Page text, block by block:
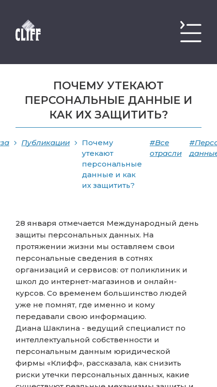
ПОЧЕМУ УТЕКАЮТ
ПЕРСОНАЛЬНЫЕ ДАННЫЕ И
КАК ИХ ЗАЩИТИТЬ?
Публикации
Почему
утекают
персональные
данные и как
их защитить?
#Все
отрасли
28 января отмечается Международный день
защиты персональных данных. На
протяжении жизни мы оставляем свои
персональные сведения в сотнях
организаций и сервисов: от поликлиник и
школ до интернет-магазинов и онлайн-
курсов. Со временем большинство людей
уже не помнят, где именно и кому
передавали свою информацию.
Диана Шаклина - ведущий специалист по
интеллектуальной собственности и
персональным данным юридической
фирмы «Клифф», рассказала, как снизить
риски утечки персональных данных, какие